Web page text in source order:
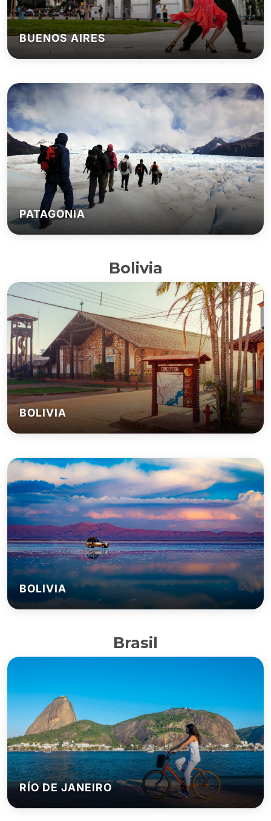
BUENOS AIRES
PATAGONIA
Bolivia
BOLIVIA
BOLIVIA
Brasil
RÍO DE JANEIRO